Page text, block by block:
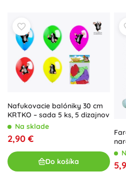
Nafukovacie balóniky 30 cm
KRTKO – sada 5 ks, 5 dizajnov
Na sklade
2,90 €
Do košíka